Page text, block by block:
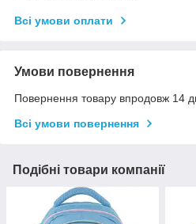
Всі умови оплати
Умови повернення
Повернення товару впродовж 14
Всі умови повернення
Подібні товари компанії